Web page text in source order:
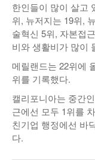
한인들이 많이 살고
위, 뉴저지는 19위,
술혁신 5위, 자본접
비와 생활비가 많이
메릴랜드는 22위에
위를 기록했다.
캘리포니아는 중간
근에선 모두 1위를
친기업 행정에선 바
다.